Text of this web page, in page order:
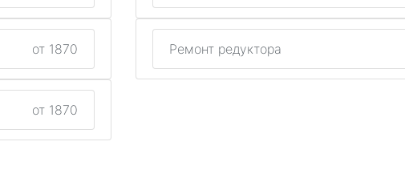
от 1870 Ремонт редуктора
от 1870